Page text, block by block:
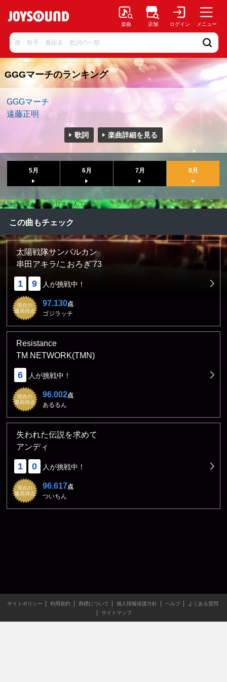
楽曲 店舗 ログイン メニュー
GGGマーチのランキング
GGGマーチ
遠藤正明
歌詞 楽曲詳細を見る
5月 6月 7月 8月
該当データが見つかりませんでした。
この曲もチェック
太陽戦隊サンバルカン
串田アキラ/こおろぎ'73
1 9 人が挑戦中！
現在の
最高得点
97.130点
ゴジラッチ
Resistance
TM NETWORK(TMN)
6 人が挑戦中！
現在の
最高得点
96.002点
あるるん
失われた伝説を求めて
アンディ
1 0 人が挑戦中！
現在の
最高得点
96.617点
ついちん
サイトポリシー 利用規約 商標について 個人情報保護方針 ヘルプ
よくある質問
サイトマップ